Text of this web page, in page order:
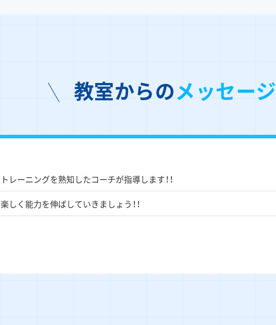
教室からのメッセージ
トレーニングを熟知したコーチが指導します！！
楽しく能力を伸ばしていきましょう！！